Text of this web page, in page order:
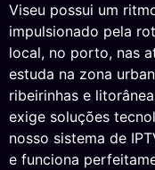
Viseu possui um
impulsionado pela
local, no porto, nas
estuda na zona
ribeirinhas e
exige soluções
nosso sistema de
e funciona